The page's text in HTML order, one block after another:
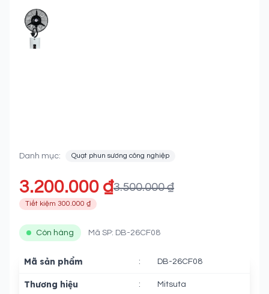
FEATURED IMAGE
Danh mục: Quạt phun sương công nghiệp
3.200.000 ₫3.500.000 ₫
Tiết kiệm 300.000 ₫
Còn hàng Mã SP: DB-26CF08
Mã sản phẩm : DB-26CF08
Thương hiệu : Mitsuta